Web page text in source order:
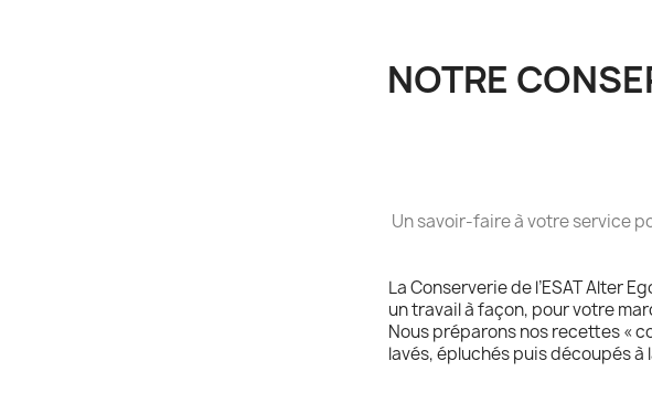
NOTRE
Un savoir-faire à votre service
La Conserverie de l’ESAT Alter
un travail à façon, pour votre
Nous préparons nos recettes «
lavés, épluchés puis découpés